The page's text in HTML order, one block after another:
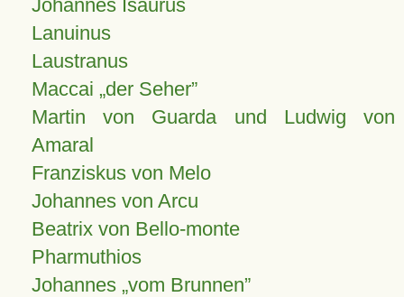
Johannes Isaurus
Lanuinus
Laustranus
Maccai „der Seher”
Martin von Guarda und Ludwig von
Amaral
Franziskus von Melo
Johannes von Arcu
Beatrix von Bello-monte
Pharmuthios
Johannes vom Brunnen